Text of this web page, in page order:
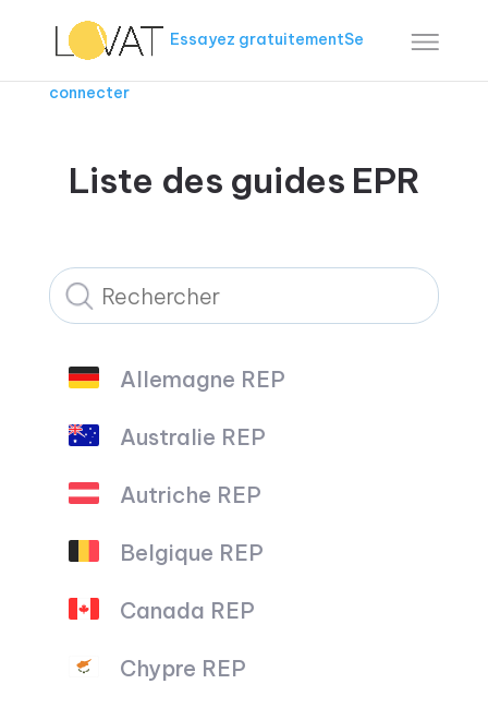
Essayez gratuitementSe
connecter
Liste des guides EPR
Allemagne REP
Australie REP
Autriche REP
Belgique REP
Canada REP
Chypre REP